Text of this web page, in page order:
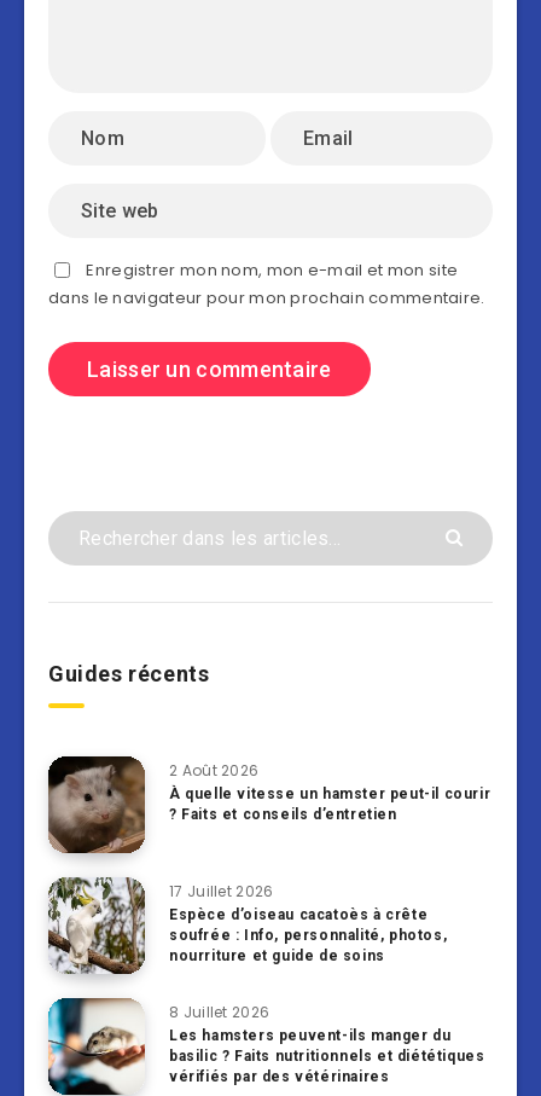
Enregistrer mon nom, mon e-mail et mon site
dans le navigateur pour mon prochain commentaire.
Guides récents
2 Août 2026
À quelle vitesse un hamster peut-il courir
? Faits et conseils d’entretien
17 Juillet 2026
Espèce d’oiseau cacatoès à crête
soufrée : Info, personnalité, photos,
nourriture et guide de soins
8 Juillet 2026
Les hamsters peuvent-ils manger du
basilic ? Faits nutritionnels et diététiques
vérifiés par des vétérinaires